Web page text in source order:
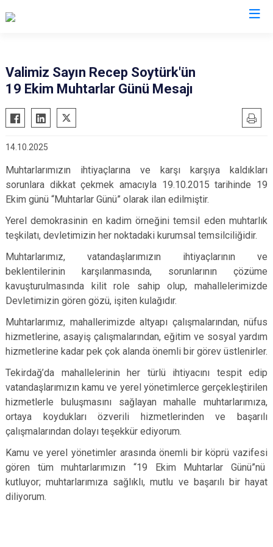
Valimiz Sayın Recep Soytürk'ün
19 Ekim Muhtarlar Günü Mesajı
14.10.2025
Muhtarlarımızın ihtiyaçlarına ve karşı karşıya kaldıkları
sorunlara dikkat çekmek amacıyla 19.10.2015 tarihinde 19
Ekim günü “Muhtarlar Günü” olarak ilan edilmiştir.
Yerel demokrasinin en kadim örneğini temsil eden muhtarlık
teşkilatı, devletimizin her noktadaki kurumsal temsilciliğidir.
Muhtarlarımız, vatandaşlarımızın ihtiyaçlarının ve
beklentilerinin karşılanmasında, sorunlarının çözüme
kavuşturulmasında kilit role sahip olup, mahallelerimizde
Devletimizin gören gözü, işiten kulağıdır.
Muhtarlarımız, mahallerimizde altyapı çalışmalarından, nüfus
hizmetlerine, asayiş çalışmalarından, eğitim ve sosyal yardım
hizmetlerine kadar pek çok alanda önemli bir görev üstlenirler.
Tekirdağ’da mahallelerinin her türlü ihtiyacını tespit edip
vatandaşlarımızın kamu ve yerel yönetimlerce gerçekleştirilen
hizmetlerle buluşmasını sağlayan mahalle muhtarlarımıza,
ortaya koydukları özverili hizmetlerinden ve başarılı
çalışmalarından dolayı teşekkür ediyorum.
Kamu ve yerel yönetimler arasında önemli bir köprü vazifesi
gören tüm muhtarlarımızın “19 Ekim Muhtarlar Günü”nü
kutluyor; muhtarlarımıza sağlıklı, mutlu ve başarılı bir hayat
diliyorum.